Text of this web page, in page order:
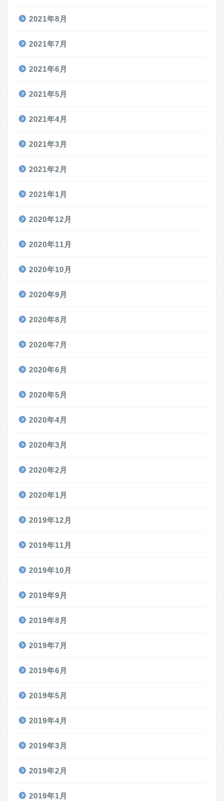
2021年8月
2021年7月
2021年6月
2021年5月
2021年4月
2021年3月
2021年2月
2021年1月
2020年12月
2020年11月
2020年10月
2020年9月
2020年8月
2020年7月
2020年6月
2020年5月
2020年4月
2020年3月
2020年2月
2020年1月
2019年12月
2019年11月
2019年10月
2019年9月
2019年8月
2019年7月
2019年6月
2019年5月
2019年4月
2019年3月
2019年2月
2019年1月